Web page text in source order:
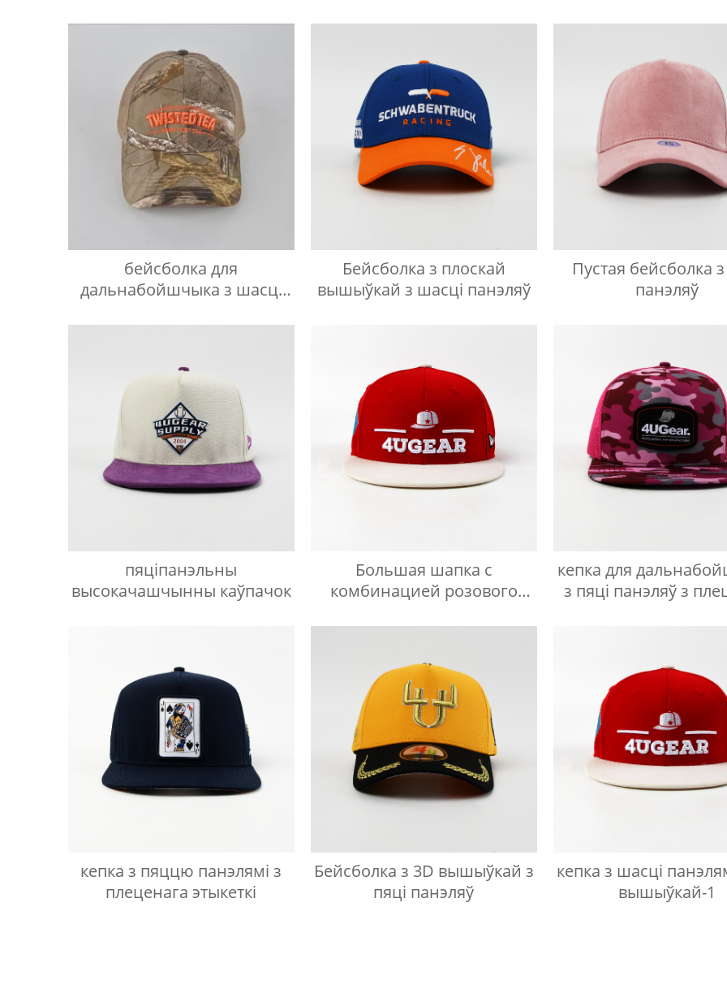
бейсболка для
дальнабойшчыка з шасці
Бейсболка з плоскай
вышыўкай з шасці панэляў
Пустая бейсболка з
панэляў
пяціпанэльны
высокачашчынны каўпачок
Большая шапка с
комбинацией розового
вышивкой
кепка для
з пяці панэляў з
кепка з пяццю панэлямі з
плеценага этыкеткі
Бейсболка з 3D вышыўкай з
пяці панэляў
кепка з шасці
вышыўкай-1